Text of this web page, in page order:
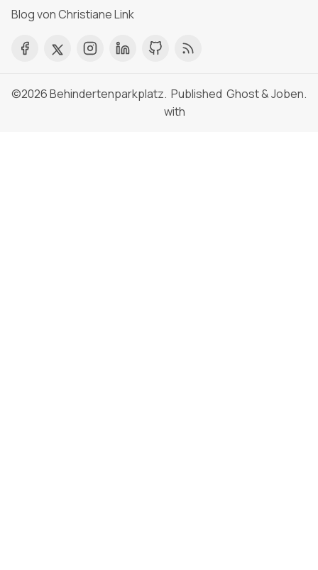
Blog von Christiane Link
©2026Behindertenparkplatz. Published
with
Ghost&Joben.